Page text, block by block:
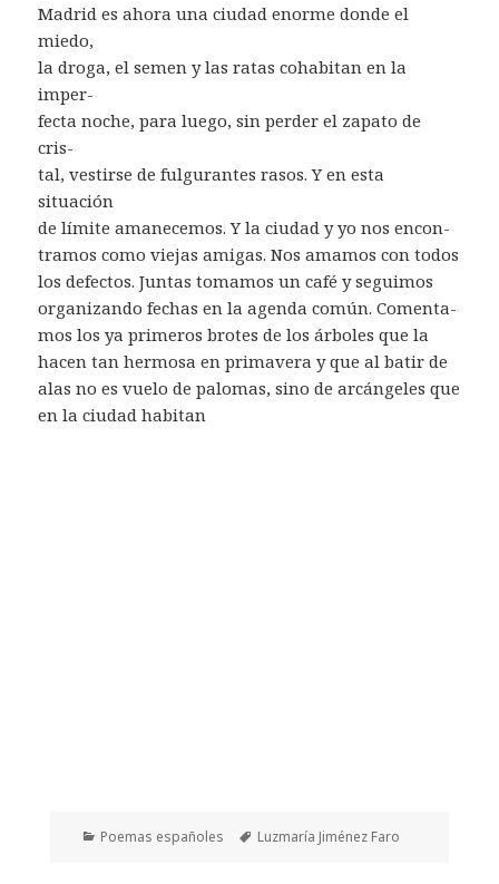
Madrid es ahora una ciudad enorme donde el
miedo,
la droga, el semen y las ratas cohabitan en la
imper-
fecta noche, para luego, sin perder el zapato de
cris-
tal, vestirse de fulgurantes rasos. Y en esta
situación
de límite amanecemos. Y la ciudad y yo nos encon-
tramos como viejas amigas. Nos amamos con todos
los defectos. Juntas tomamos un café y seguimos
organizando fechas en la agenda común. Comenta-
mos los ya primeros brotes de los árboles que la
hacen tan hermosa en primavera y que al batir de
alas no es vuelo de palomas, sino de arcángeles que
en la ciudad habitan
Categorías
Poemas españoles Etiquetas
Luzmaría Jiménez Faro